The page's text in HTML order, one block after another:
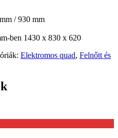
/ 930 mm
ben 1430 x 830 x 620
Elektromos quad, Felnőtt és